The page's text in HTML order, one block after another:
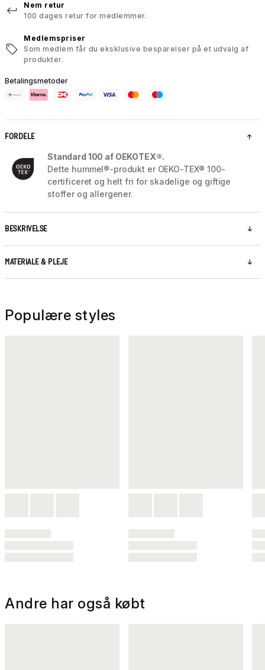
Nem retur
100 dages retur for medlemmer.
Medlemspriser
Som medlem får du eksklusive besparelser på et udvalg af
produkter.
Betalingsmetoder
FORDELE
Standard 100 af OEKOTEX®.
Dette hummel®-produkt er OEKO-TEX® 100-
certificeret og helt fri for skadelige og giftige
stoffer og allergener.
BESKRIVELSE
MATERIALE & PLEJE
Populære styles
Andre har også købt